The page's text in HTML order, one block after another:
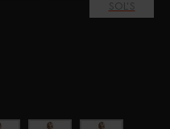
SOL’S